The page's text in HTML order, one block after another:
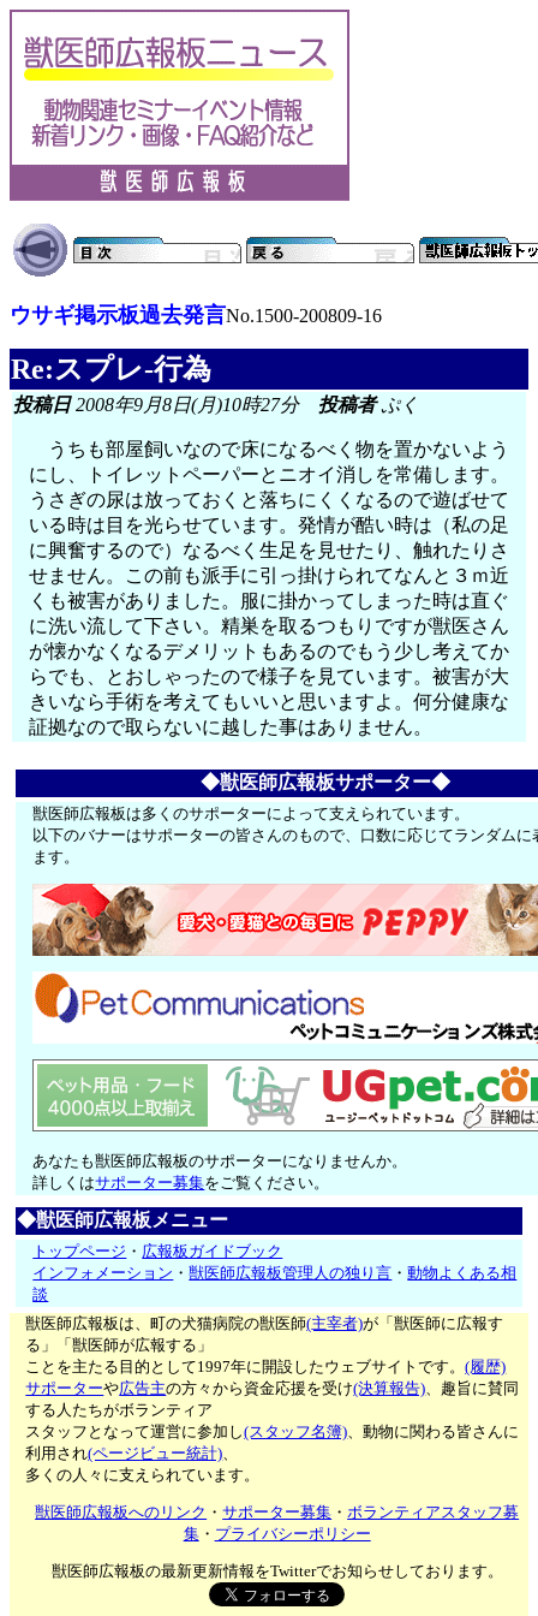
ウサギ掲示板過去発言No.1500-200809-16
Re:スプレ-行為
投稿日2008年9月8日(月)10時27分 投稿者ぷく
うちも部屋飼いなので床になるべく物を置かないよう
にし、トイレットペーパーとニオイ消しを常備します。
うさぎの尿は放っておくと落ちにくくなるので遊ばせて
いる時は目を光らせています。発情が酷い時は（私の足
に興奮するので）なるべく生足を見せたり、触れたりさ
せません。この前も派手に引っ掛けられてなんと３ｍ近
くも被害がありました。服に掛かってしまった時は直ぐ
に洗い流して下さい。精巣を取るつもりですが獣医さん
が懐かなくなるデメリットもあるのでもう少し考えてか
らでも、とおしゃったので様子を見ています。被害が大
きいなら手術を考えてもいいと思いますよ。何分健康な
証拠なので取らないに越した事はありません。
◆獣医師広報板サポーター◆
獣医師広報板は多くのサポーターによって支えられています。
以下のバナーはサポーターの皆さんのもので、口数に応じてランダムに
ます。
あなたも獣医師広報板のサポーターになりませんか。
詳しくはサポーター募集をご覧ください。
◆獣医師広報板メニュー
トップページ ・ 広報板ガイドブック
インフォメーション ・獣医師広報板管理人の独り言 ・動物よくある相
談
獣医師広報板は、町の犬猫病院の獣医師(主宰者)が「獣医師に広報す
る」「獣医師が広報する」
ことを主たる目的として1997年に開設したウェブサイトです。(履歴)
サポーターや広告主の方々から資金応援を受け(決算報告)、趣旨に賛同
する人たちがボランティア
スタッフとなって運営に参加し(スタッフ名簿)、動物に関わる皆さんに
利用され(ページビュー統計)、
多くの人々に支えられています。
獣医師広報板へのリンク ・サポーター募集 ・ボランティアスタッフ募
集・ プライバシーポリシー
獣医師広報板の最新更新情報をTwitterでお知らせしております。